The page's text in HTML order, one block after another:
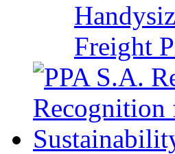
Freight